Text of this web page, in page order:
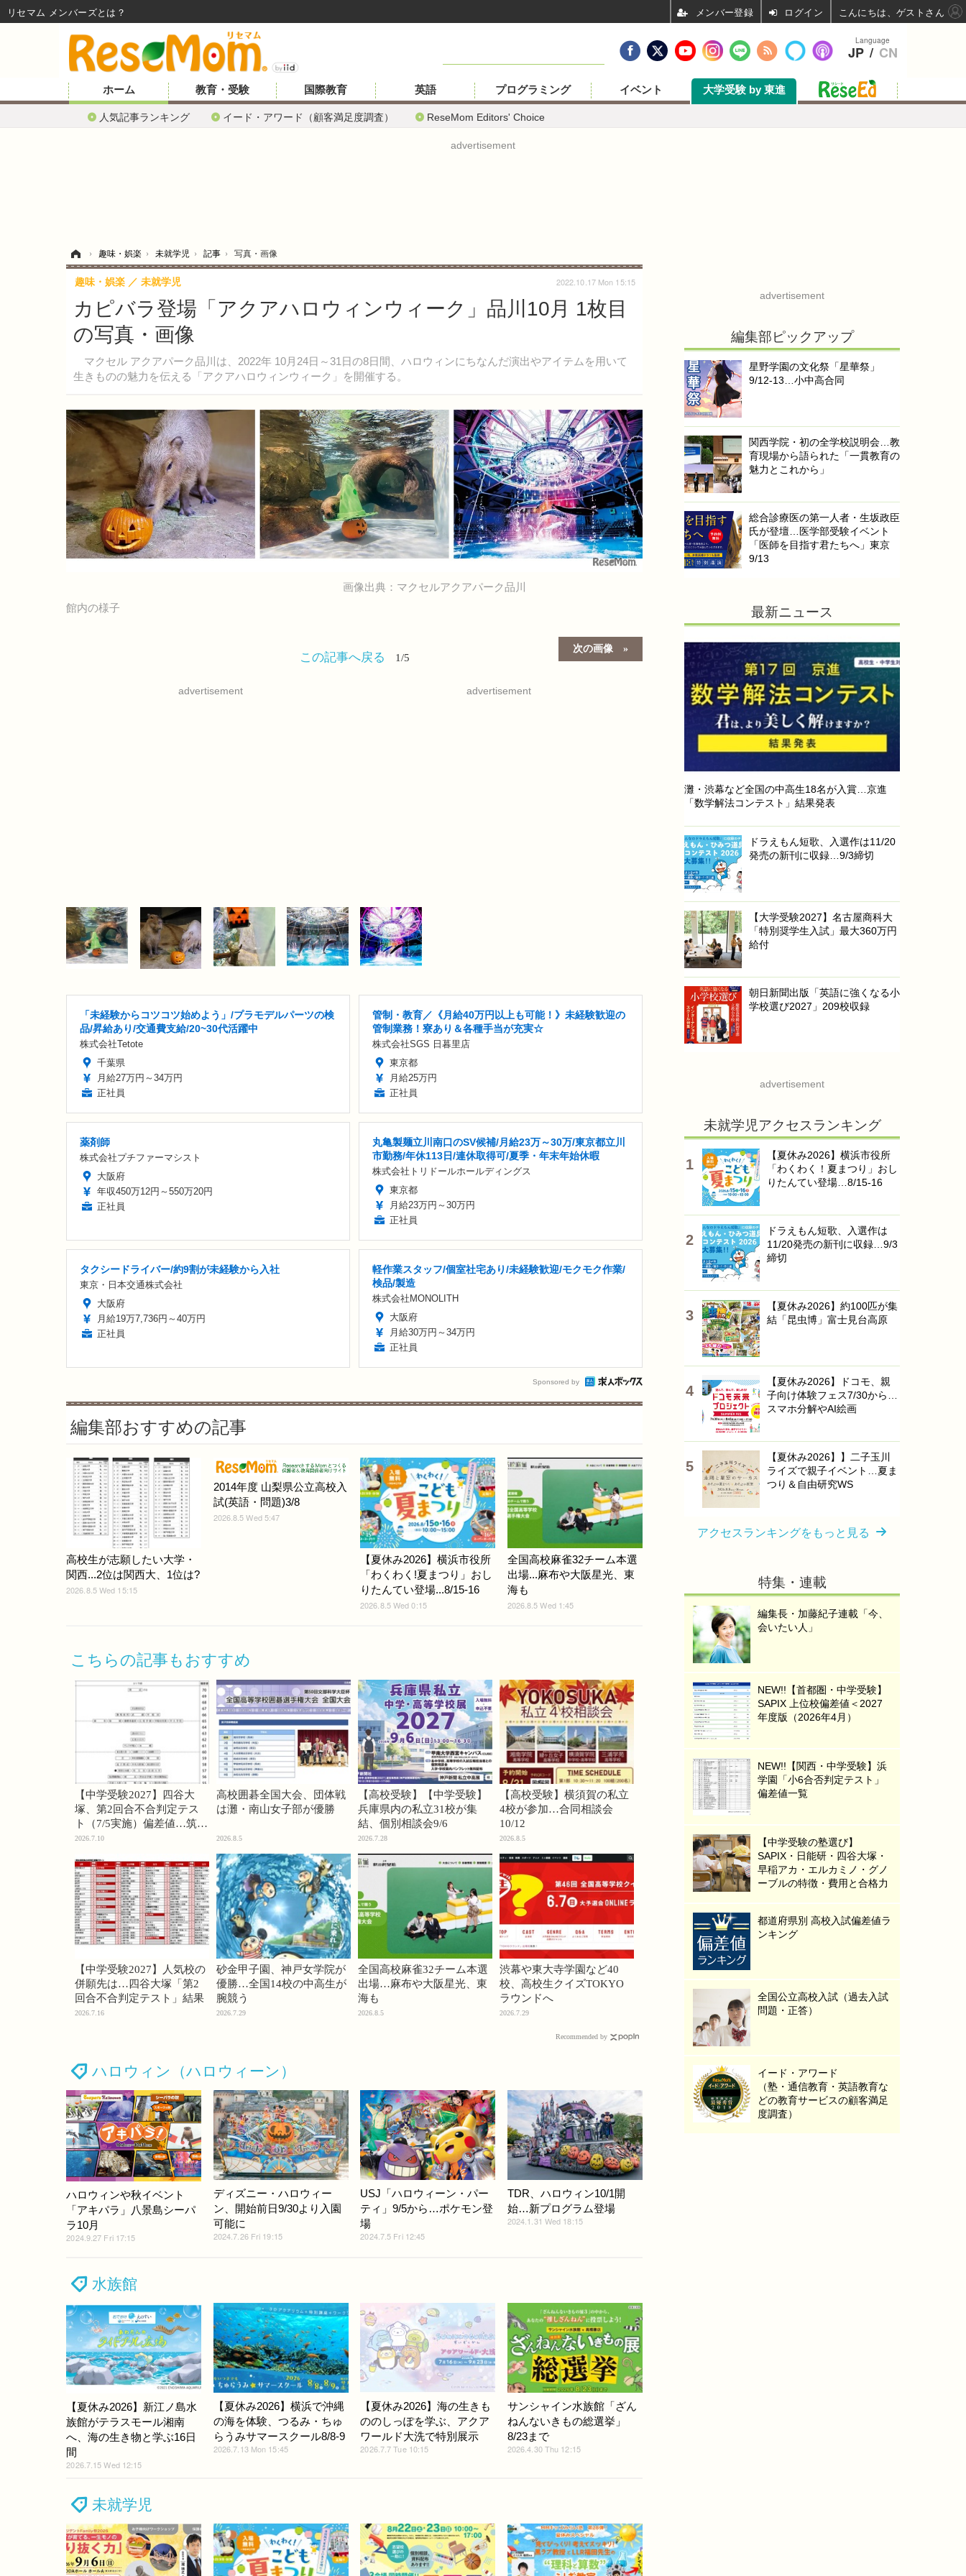
ホーム
人気記事ランキング イード・アワード（顧客満足度調査） ReseMom Editors' Choice
教育・受験 国際教育 英語 プログラミング イベント 大学受験 by 東進
advertisement
› 趣味・娯楽 › 未就学児 › 記事 › 写真・画像
カピバラ登場「アクアハロウィンウィーク」品川10月 1枚目
の写真・画像
マクセル アクアパーク品川は、2022年 10月24日～31日の8日間、ハロウィンにちなんだ演出やアイテムを用いて
生きものの魅力を伝える「アクアハロウィンウィーク」を開催する。
趣味・娯楽 未就学児 2022.10.17 Mon 15:15
画像出典：マクセルアクアパーク品川
館内の様子
次の画像
この記事へ戻る 1/5
advertisement advertisement
「未経験からコツコツ始めよう」/プラモデルパーツの検
品/昇給あり/交通費支給/20~30代活躍中
株式会社Tetote
千葉県
月給27万円～34万円
正社員
管制・教育／《月給40万円以上も可能！》未経験歓迎の
管制業務！寮あり＆各種手当が充実☆
株式会社SGS 日暮里店
東京都
月給25万円
正社員
薬剤師
株式会社プチファーマシスト
大阪府
年収450万12円～550万20円
正社員
丸亀製麺立川南口のSV候補/月給23万～30万/東京都立川
市勤務/年休113日/連休取得可/夏季・年末年始休暇
株式会社トリドールホールディングス
東京都
月給23万円～30万円
正社員
タクシードライバー/約9割が未経験から入社
東京・日本交通株式会社
大阪府
月給19万7,736円～40万円
正社員
軽作業スタッフ/個室社宅あり/未経験歓迎/モクモク作業/
検品/製造
株式会社MONOLITH
大阪府
月給30万円～34万円
正社員
Sponsored by
編集部おすすめの記事
高校生が志願したい大学・
関西...2位は関西大、1位は?
2026.8.5 Wed 15:15
2014年度 山梨県公立高校入
試(英語・問題)3/8
2026.8.5 Wed 5:47
【夏休み2026】横浜市役所
「わくわく!夏まつり」おし
りたんてい登場...8/15-16
2026.8.5 Wed 0:15
全国高校麻雀32チーム本選
出場...麻布や大阪星光、東
海も
2026.8.5 Wed 1:45
こちらの記事もおすすめ
【中学受験2027】四谷大
塚、第2回合不合判定テス
ト（7/5実施）偏差値…筑駒
74・桜蔭70＜PR＞
2026.7.10
高校囲碁全国大会、団体戦
は灘・南山女子部が優勝
2026.8.5
【高校受験】【中学受験】
兵庫県内の私立31校が集
結、個別相談会9/6
2026.7.28
【高校受験】横須賀の私立
4校が参加…合同相談会
10/12
2026.8.5
【中学受験2027】人気校の
併願先は…四谷大塚「第2
回合不合判定テスト」結果
2026.7.16
砂金甲子園、神戸女学院が
優勝…全国14校の中高生が
腕競う
2026.7.29
全国高校麻雀32チーム本選
出場…麻布や大阪星光、東
海も
2026.8.5
渋幕や東大寺学園など40
校、高校生クイズTOKYO
ラウンドへ
2026.7.29
Recommended by
ハロウィン（ハロウィーン）
ハロウィンや秋イベント
「アキパラ」八景島シーパ
ラ10月
2024.9.27 Fri 17:15
ディズニー・ハロウィー
ン、開始前日9/30より入園
可能に
2024.7.26 Fri 19:15
USJ「ハロウィーン・パー
ティ」9/5から…ポケモン登
場
2024.7.5 Fri 12:45
TDR、ハロウィン10/1開
始…新プログラム登場
2024.1.31 Wed 18:15
水族館
【夏休み2026】新江ノ島水
族館がテラスモール湘南
へ、海の生き物と学ぶ16日
間
2026.7.15 Wed 12:15
【夏休み2026】横浜で沖縄
の海を体験、つるみ・ちゅ
らうみサマースクール8/8-9
2026.7.13 Mon 15:45
【夏休み2026】海の生きも
ののしっぽを学ぶ、アクア
ワールド大洗で特別展示
2026.7.7 Tue 10:15
サンシャイン水族館「ざん
ねんないきもの総選挙」
8/23まで
2026.4.30 Thu 12:15
未就学児
advertisement
編集部ピックアップ
星野学園の文化祭「星華祭」
9/12-13…小中高合同
関西学院・初の全学校説明会…教
育現場から語られた「一貫教育の
魅力とこれから」
総合診療医の第一人者・生坂政臣
氏が登壇…医学部受験イベント
「医師を目指す君たちへ」東京
9/13
最新ニュース
灘・渋幕など全国の中高生18名が入賞…京進
「数学解法コンテスト」結果発表
ドラえもん短歌、入選作は11/20
発売の新刊に収録…9/3締切
【大学受験2027】名古屋商科大
「特別奨学生入試」最大360万円
給付
朝日新聞出版「英語に強くなる小
学校選び2027」209校収録
advertisement
未就学児アクセスランキング
【夏休み2026】横浜市役所
「わくわく！夏まつり」おし
りたんてい登場…8/15-16
ドラえもん短歌、入選作は
11/20発売の新刊に収録…9/3
締切
【夏休み2026】約100匹が集
結「昆虫博」富士見台高原
【夏休み2026】ドコモ、親
子向け体験フェス7/30から…
スマホ分解やAI絵画
【夏休み2026】】二子玉川
ライズで親子イベント…夏ま
つり＆自由研究WS
アクセスランキングをもっと見る
特集・連載
編集長・加藤紀子連載「今、
会いたい人」
NEW!!【首都圏・中学受験】
SAPIX 上位校偏差値＜2027
年度版（2026年4月）
NEW!!【関西・中学受験】浜
学園「小6合否判定テスト」
偏差値一覧
【中学受験の塾選び】
SAPIX・日能研・四谷大塚・
早稲アカ・エルカミノ・グノ
ーブルの特徴・費用と合格力
都道府県別 高校入試偏差値ラ
ンキング
全国公立高校入試（過去入試
問題・正答）
イード・アワード
（塾・通信教育・英語教育な
どの教育サービスの顧客満足
度調査）
Language
JP / CN
リセマム メンバーズ ログイン こんにちは、ゲストさん